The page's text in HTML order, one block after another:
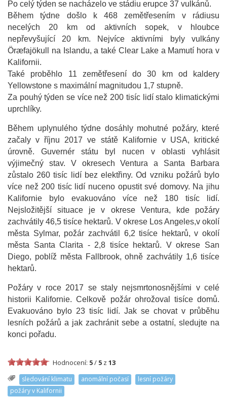
Po celý týden se nacházelo ve stádiu erupce 37 vulkánů.
Během týdne došlo k 468 zemětřesením v rádiusu
necelých 20 km od aktivních sopek, v hloubce
nepřevyšující 20 km. Nejvíce aktivními byly vulkány
Öræfajökull na Islandu, a také Clear Lake a Mamutí hora v
Kalifornii.
Také proběhlo 11 zemětřesení do 30 km od kaldery
Yellowstone s maximální magnitudou 1,7 stupně.
Za pouhý týden se více než 200 tisíc lidí stalo klimatickými
uprchlíky.
Během uplynulého týdne dosáhly mohutné požáry, které
začaly v říjnu 2017 ve státě Kalifornie v USA, kritické
úrovně. Guvernér státu byl nucen v oblasti vyhlásit
výjimečný stav. V okresech Ventura a Santa Barbara
zůstalo 260 tisíc lidí bez elektřiny. Od vzniku požárů bylo
více než 200 tisíc lidí nuceno opustit své domovy. Na jihu
Kalifornie bylo evakuováno více než 180 tisíc lidí.
Nejsložitější situace je v okrese Ventura, kde požáry
zachvátily 46,5 tisíce hektarů. V okrese Los Angeles,v okolí
města Sylmar, požár zachvátil 6,2 tisíce hektarů, v okolí
města Santa Clarita - 2,8 tisíce hektarů. V okrese San
Diego, poblíž města Fallbrook, ohně zachvátily 1,6 tisíce
hektarů.
Požáry v roce 2017 se staly nejsmrtonosnějšími v celé
historii Kalifornie. Celkově požár ohrožoval tisíce domů.
Evakuováno bylo 23 tisíc lidí. Jak se chovat v průběhu
lesních požárů a jak zachránit sebe a ostatní, sledujte na
konci pořadu.
Hodnocení: 5/ 5 z 13
sledování klimatu anomální počasí
lesní požáry
požáry v Kalifornii